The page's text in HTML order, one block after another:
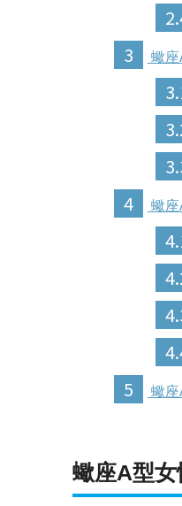
3 蠍
4 蠍
5 蠍座
蠍座A型